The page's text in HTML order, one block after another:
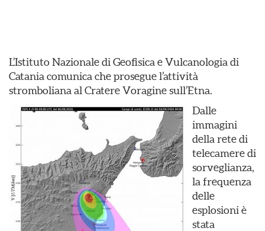
L’Istituto Nazionale di Geofisica e Vulcanologia di
Catania comunica che prosegue l’attività
stromboliana al Cratere Voragine sull’Etna.
Dalle
immagini
della rete di
telecamere di
sorveglianza,
la frequenza
delle
esplosioni è
stata